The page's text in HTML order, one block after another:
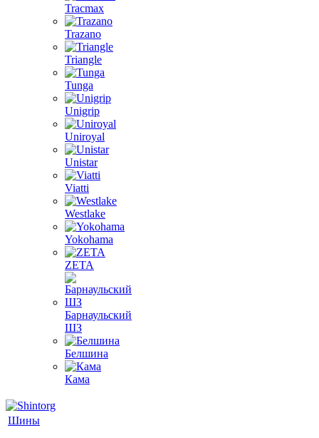
Tracmax
Trazano
Triangle
Tunga
Unigrip
Uniroyal
Unistar
Viatti
Westlake
Yokohama
ZETA
Барнаульский
ШЗ
Белшина
Кама
Шины